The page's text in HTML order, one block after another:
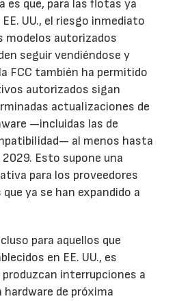
es que, para las flotas ya
UU., el riesgo inmediato
modelos autorizados
seguir vendiéndose y
FCC también ha permitido
autorizados sigan
actualizaciones de
—incluidas las de
al menos hasta
2029. Esto supone una
para los proveedores
ya se han expandido a
para aquellos que
en EE. UU., es
produzcan interrupciones a
hardware de próxima